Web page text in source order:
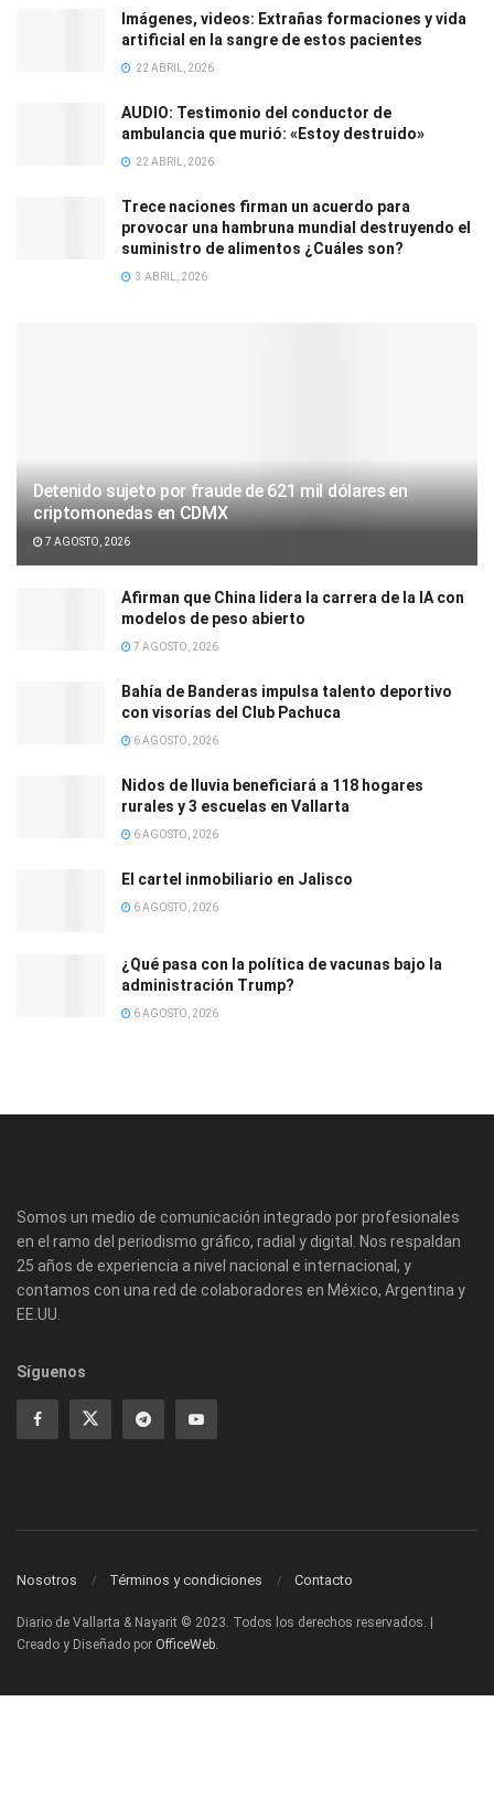
Imágenes, videos: Extrañas formaciones y vida
artificial en la sangre de estos pacientes
22 ABRIL, 2026
AUDIO: Testimonio del conductor de
ambulancia que murió: «Estoy destruido»
22 ABRIL, 2026
Trece naciones firman un acuerdo para
provocar una hambruna mundial destruyendo el
suministro de alimentos ¿Cuáles son?
3 ABRIL, 2026
Detenido sujeto por fraude de 621 mil dólares en
criptomonedas en CDMX
7 AGOSTO, 2026
Afirman que China lidera la carrera de la IA con
modelos de peso abierto
7 AGOSTO, 2026
Bahía de Banderas impulsa talento deportivo
con visorías del Club Pachuca
6 AGOSTO, 2026
Nidos de lluvia beneficiará a 118 hogares
rurales y 3 escuelas en Vallarta
6 AGOSTO, 2026
El cartel inmobiliario en Jalisco
6 AGOSTO, 2026
¿Qué pasa con la política de vacunas bajo la
administración Trump?
6 AGOSTO, 2026
Somos un medio de comunicación integrado por profesionales
en el ramo del periodismo gráfico, radial y digital. Nos respaldan
25 años de experiencia a nivel nacional e internacional, y
contamos con una red de colaboradores en México, Argentina y
EE.UU.
Síguenos
Nosotros Términos y condiciones Contacto
Diario de Vallarta & Nayarit © 2023. Todos los derechos reservados. |
Creado y Diseñado por OfficeWeb.